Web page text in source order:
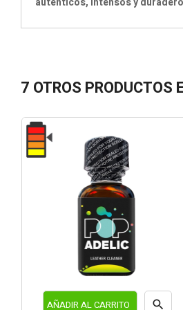
7 OTROS
AÑADIR AL CARRITO 